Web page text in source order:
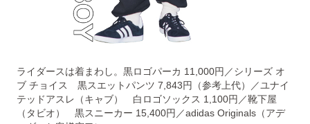
ライダースは着まわし。黒ロゴパーカ 11,000円／シリーズ オ
ブ チョイス 黒スエットパンツ 7,843円（参考上代）／ユナイ
テッドアスレ（キャブ） 白ロゴソックス 1,100円／靴下屋
（タビオ） 黒スニーカー 15,400円／adidas Originals（アデ